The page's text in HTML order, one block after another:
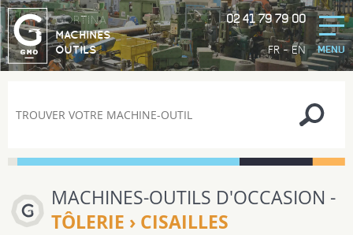
FR-EN
GORTINA
MACHINES
OUTILS
02 41 79 79 00
MENU
MACHINES-OUTILS D'OCCASION -
TÔLERIE › CISAILLES